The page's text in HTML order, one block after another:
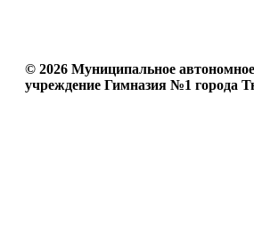
© 2026 Муниципальное
учреждение Гимназия №1 города